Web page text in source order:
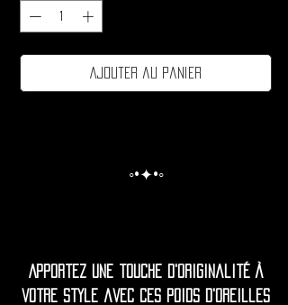
Ajouter au panier
◦•✦•◦
Apportez une touche d'originalité à
votre style avec ces poids d'oreilles